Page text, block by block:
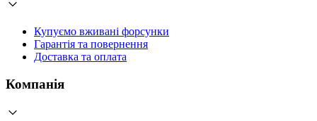
Купуємо вживані форсунки
Гарантія та повернення
Доставка та оплата
Компанія